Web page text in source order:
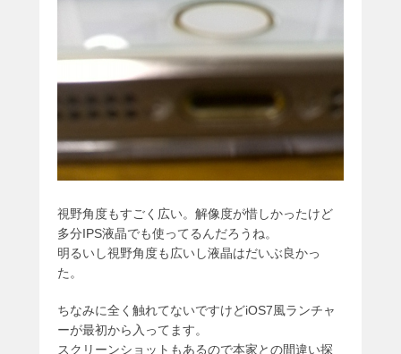
視野角度もすごく広い。解像度が惜しかったけど
多分IPS液晶でも使ってるんだろうね。
明るいし視野角度も広いし液晶はだいぶ良かっ
た。
ちなみに全く触れてないですけどiOS7風ランチャ
ーが最初から入ってます。
スクリーンショットもあるので本家との間違い探